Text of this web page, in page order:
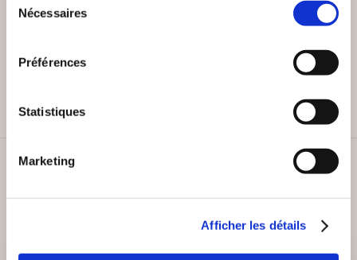
Nécessaires
Préférences
Statistiques
Marketing
Afficher les détails
Remises quantités jusqu'à -42%